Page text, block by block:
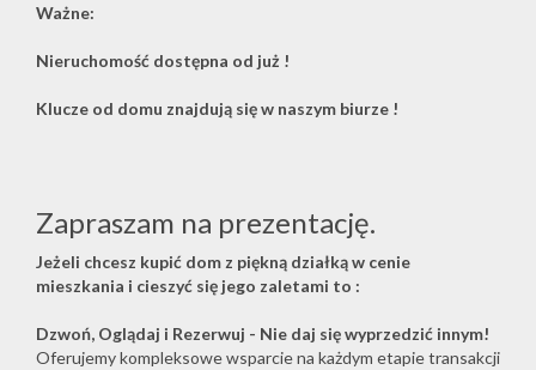
Ważne:
Nieruchomość dostępna od już !
Klucze od domu znajdują się w naszym biurze !
Zapraszam na prezentację.
Jeżeli chcesz kupić dom z piękną działką w cenie
mieszkania i cieszyć się jego zaletami to :
Dzwoń, Oglądaj i Rezerwuj - Nie daj się wyprzedzić innym!
Oferujemy kompleksowe wsparcie na każdym etapie transakcji